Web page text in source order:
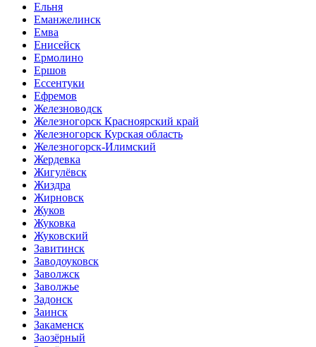
Ельня
Еманжелинск
Емва
Енисейск
Ермолино
Ершов
Ессентуки
Ефремов
Железноводск
Железногорск Красноярский край
Железногорск Курская область
Железногорск-Илимский
Жердевка
Жигулёвск
Жиздра
Жирновск
Жуков
Жуковка
Жуковский
Завитинск
Заводоуковск
Заволжск
Заволжье
Задонск
Заинск
Закаменск
Заозёрный